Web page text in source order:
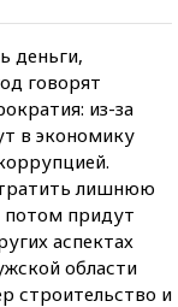
деньги,
говорят
из-за
в экономику
лишнюю
потом придут
аспектах
области
строительство и